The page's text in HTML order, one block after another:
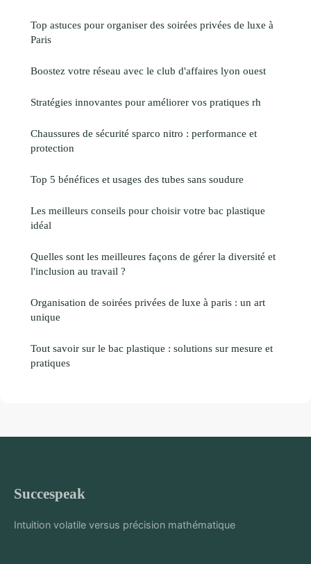
Top astuces pour organiser des soirées privées de luxe à
Paris
Boostez votre réseau avec le club d'affaires lyon ouest
Stratégies innovantes pour améliorer vos pratiques rh
Chaussures de sécurité sparco nitro : performance et
protection
Top 5 bénéfices et usages des tubes sans soudure
Les meilleurs conseils pour choisir votre bac plastique
idéal
Quelles sont les meilleures façons de gérer la diversité et
l'inclusion au travail ?
Organisation de soirées privées de luxe à paris : un art
unique
Tout savoir sur le bac plastique : solutions sur mesure et
pratiques
Succespeak
Intuition volatile versus précision mathématique